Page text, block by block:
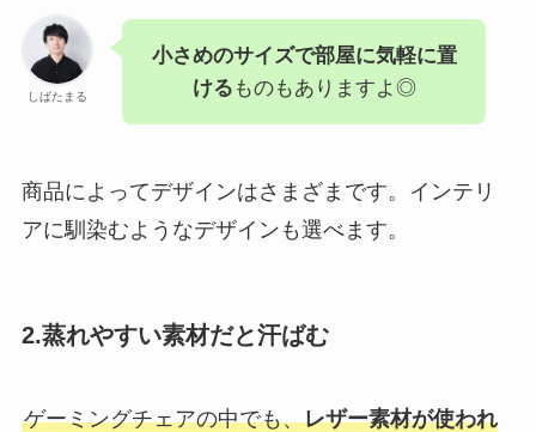
しばたまる
小さめのサイズで部屋に気軽に置
ける ものもありますよ◎
商品によってデザインはさまざまです。インテリ
アに馴染むようなデザインも選べます。
2.蒸れやすい素材だと汗ばむ
ゲーミングチェアの中でも、レザー素材が使われ